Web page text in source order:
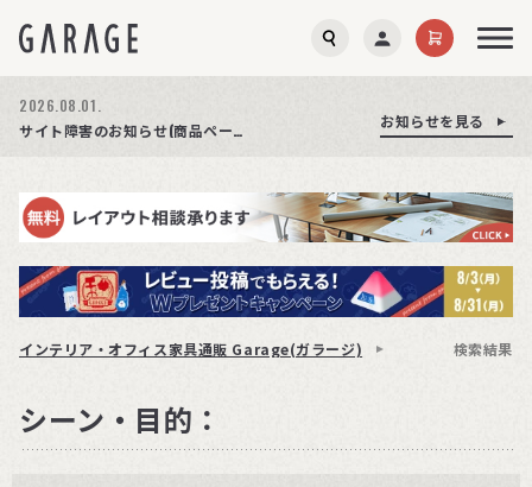
お知らせを見る
商品ページ障害復旧のお知らせ お知らせを見る
2026.08.01.
サイト障害のお知らせ(商品ページが正常に表示されない事象発生)
お知らせを見る
インテリア・オフィス家具通販 Garage(ガラージ) 検索結果
シーン・目的：